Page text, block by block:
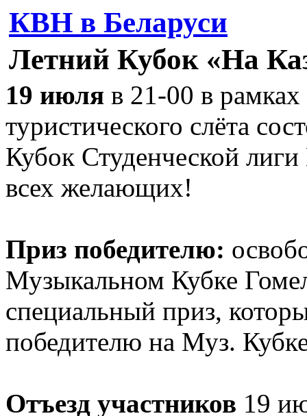
КВН в Беларуси
Летний Кубок «На
19 июля в 21-00 в рамках
туристического слёта
Кубок Студенческой
всех желающих!
Приз победителю:
Музыкальном Кубке
специальный приз,
победителю на Муз.
Отъезд участников 19